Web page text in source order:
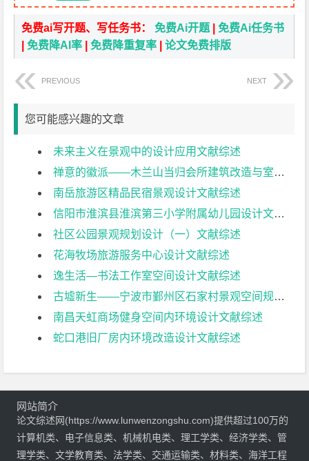
免费ai写开题、写任务书：免费Ai开题 |免费Ai任务书
|免费降AI率 |免费降重复率 |论文免费排版
PREVIOUS NEXT
您可能感兴趣的文章
未来主义在景观中的设计应用文献综述
禅意的徽派——木兰山当归会所建筑改造与室内设计（一）文献综述
南岳旅游区精品民宿景观设计文献综述
信阳市淮滨县淮滨第三小学附属幼儿园设计文献综述
社区公园景观规划设计（一）文献综述
花海牧场旅游服务中心设计文献综述
逸生活—书法工作室空间设计文献综述
古墟新生——宁波市鄞州区石家村景观空间规划设计文献综述
南昌天虹商场健身空间内环境设计文献综述
蛇口港旧厂房内环境改造设计文献综述
网站简介
论文综述网(https://www.lunwenzongshu.com)提供超过100万的
计算机类、电子信息类、机械机电类、理工学类、经济学类、管
理学类、文学教育类、法学类、交通运输类、材料类、海洋工程